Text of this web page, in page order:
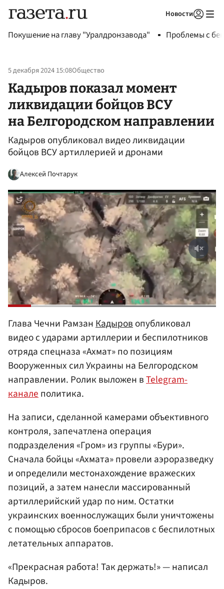
Новости
Покушение на главу "Уралдронзавода" Проблемы с
5 декабря 2024 15:08Общество
Кадыров показал момент
ликвидации бойцов ВСУ
на Белгородском направлении
Кадыров опубликовал видео ликвидации
бойцов ВСУ артиллерией и дронами
Алексей Почтарук
Глава Чечни РамзанКадыровопубликовал
видео с ударами артиллерии и беспилотников
отряда спецназа «Ахмат» по позициям
Вооруженных сил Украины на Белгородском
направлении. Ролик выложен вTelegram-
каналеполитика.
На записи, сделанной камерами объективного
контроля, запечатлена операция
подразделения «Гром» из группы «Бури».
Сначала бойцы «Ахмата» провели аэроразведку
и определили местонахождение вражеских
позиций, а затем нанесли массированный
артиллерийский удар по ним. Остатки
украинских военнослужащих были уничтожены
с помощью сбросов боеприпасов с беспилотных
летательных аппаратов.
«Прекрасная работа! Так держать!» — написал
Кадыров.